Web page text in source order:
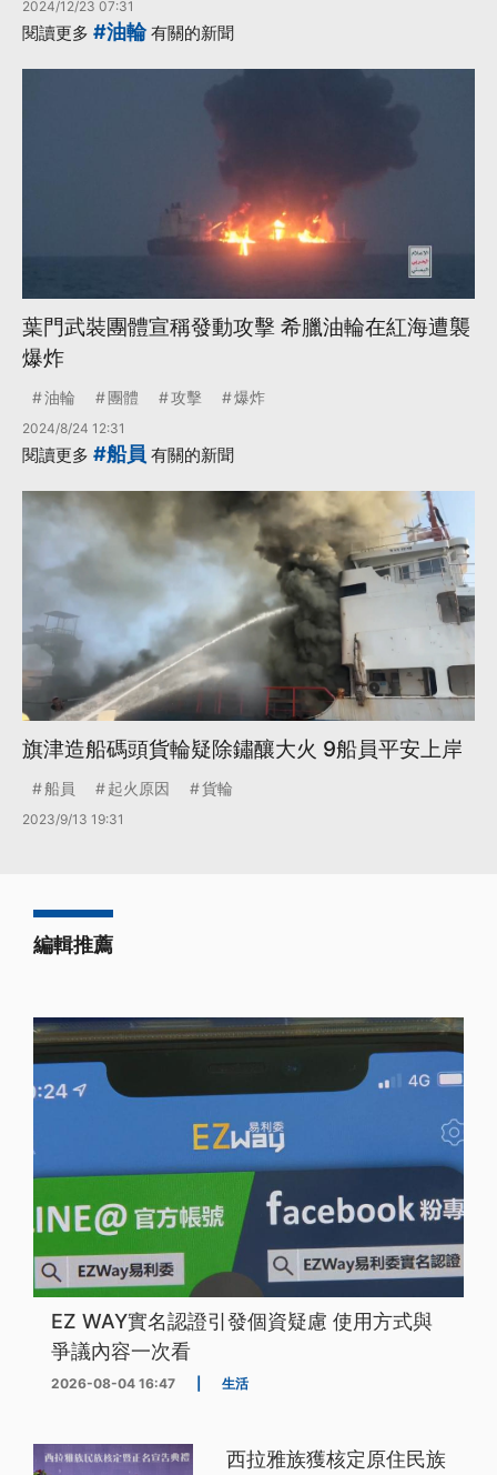
2024/12/23 07:31
閱讀更多 #油輪有關的新聞
葉門武裝團體宣稱發動攻擊 希臘油輪在紅海遭襲
爆炸
油輪 團體 攻擊 爆炸
2024/8/24 12:31
閱讀更多 #船員 有關的新聞
旗津造船碼頭貨輪疑除鏽釀大火 9船員平安上岸
船員 起火原因 貨輪
2023/9/13 19:31
編輯推薦
EZ WAY實名認證引發個資疑慮 使用方式與
爭議內容一次看
2026-08-04 16:47 生活
西拉雅族獲核定原住民族